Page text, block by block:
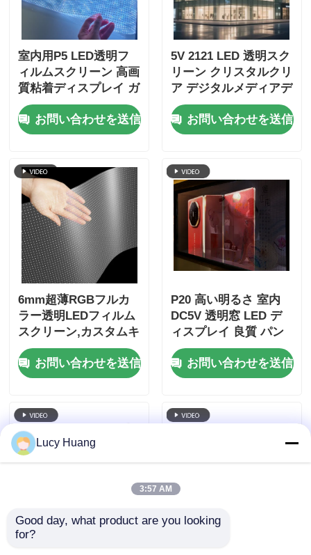
室内用P5 LED透明フ
ィルムスクリーン 高画
質粘着ディスプレイ ガ
ラス窓小売店広告用
お問い合わせを送信
5V 2121 LED 透明スク
リーン クリスタルクリ
ア デジタルメディアデ
ィスプレイ 小売用 店
頭 グラス展覧会センタ
ー 空港ターミナル 豪
お問い合わせを送信
6mm超薄RGBフルカ
ラー透明LEDフィルム
スクリーン,カスタムキ
ャビネット寸法,モール
ストアウィンドウ商業
広告のための高透明性
お問い合わせを送信
P20 高い明るさ 室内
DC5V 透明窓 LED デ
ィスプレイ 良質 パン
タラ LED 透明画面
お問い合わせを送信
Lucy Huang
3:57 AM
Good day, what product are you looking
for?